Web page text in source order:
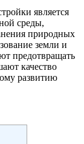
является
среды,
природных
земли и
предотвращать
качество
развитию